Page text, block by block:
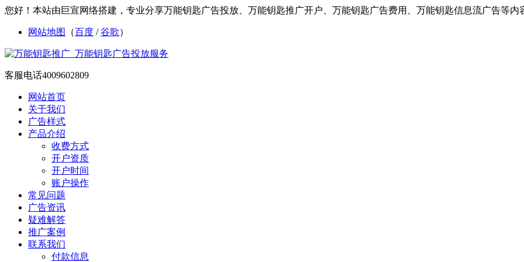
您好！本站由巨宣网络搭建，专业分享万能钥匙广告投放、万能钥匙推广开户、万能钥匙广告费用、万能钥匙信息流广告等内
网站地图 （百度 /谷歌）
客服电话4009602809
网站首页
关于我们
广告样式
产品介绍
收费方式
开户资质
开户时间
账户操作
常见问题
广告资讯
疑难解答
推广案例
联系我们
付款信息